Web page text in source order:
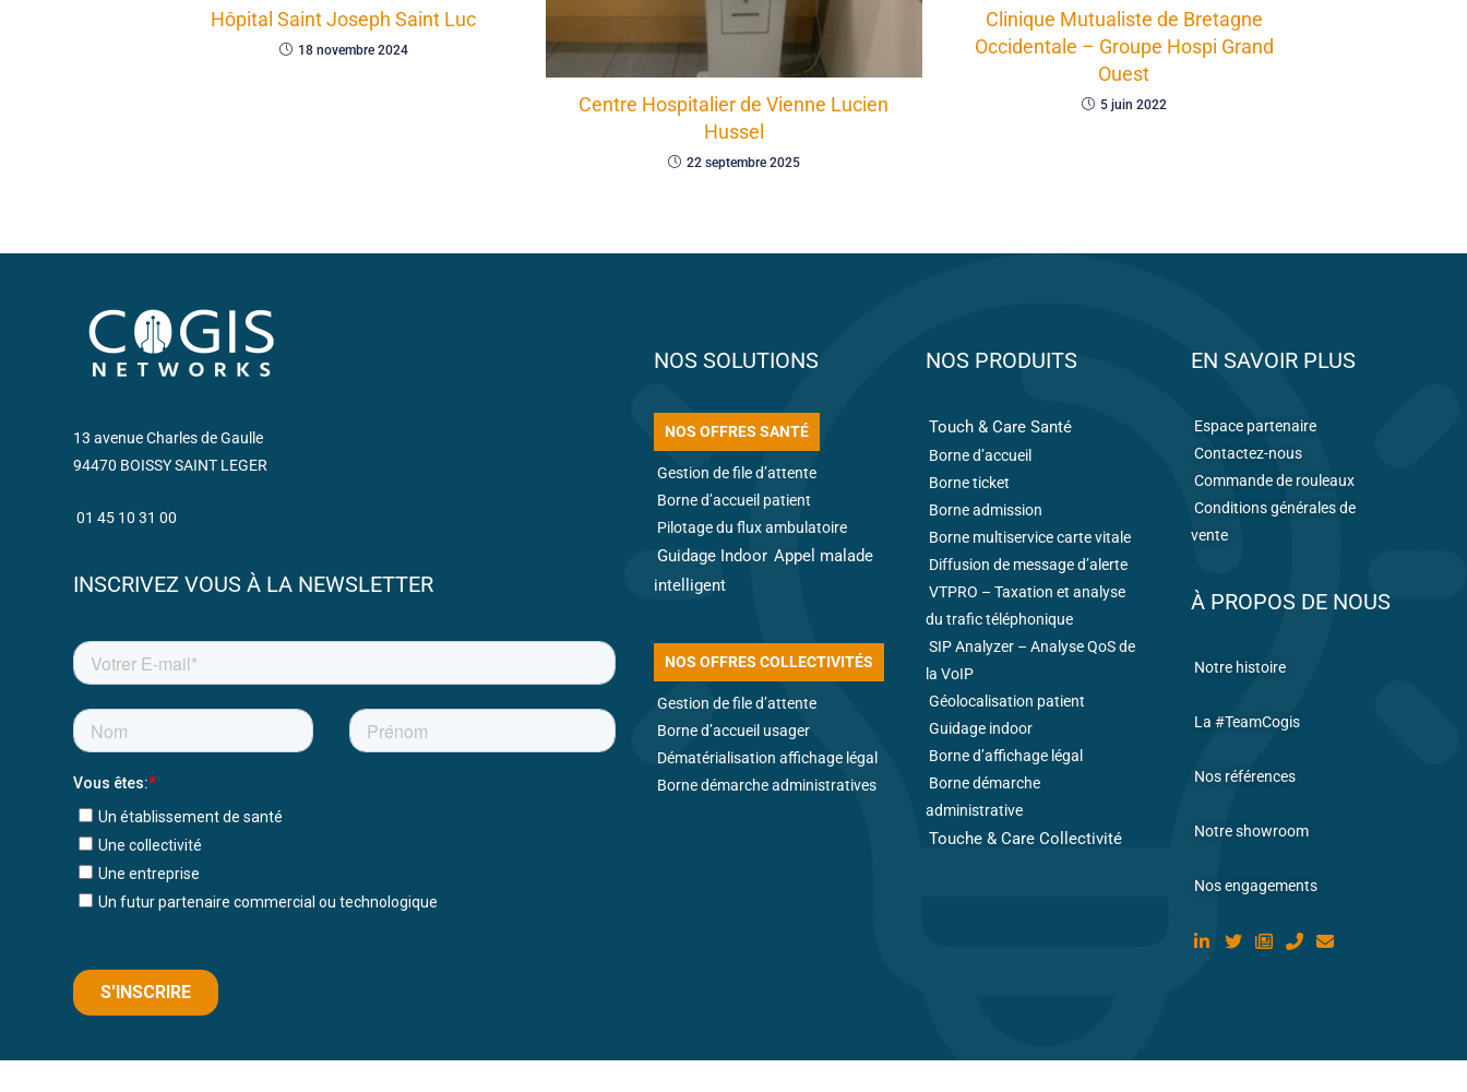
Hôpital Saint Joseph Saint Luc
18 novembre 2024
Centre Hospitalier de Vienne Lucien
Hussel
22 septembre 2025
Clinique Mutualiste de Bretagne
Occidentale – Groupe Hospi Grand
Ouest
5 juin 2022
13 avenue Charles de Gaulle
94470 BOISSY SAINT LEGER
01 45 10 31 00
INSCRIVEZ VOUS À LA NEWSLETTER
NOS SOLUTIONS
NOS OFFRES SANTÉ
Gestion de file d’attente
Borne d’accueil patient
Pilotage du flux ambulatoire
Guidage Indoor Appel malade
intelligent
NOS OFFRES COLLECTIVITÉS
Gestion de file d’attente
Borne d’accueil usager
Dématérialisation affichage légal
Borne démarche administratives
NOS PRODUITS
Touch & Care Santé
Borne d’accueil
Borne ticket
Borne admission
Borne multiservice carte vitale
Diffusion de message d’alerte
VTPRO – Taxation et analyse
du trafic téléphonique
SIP Analyzer – Analyse QoS de
la VoIP
Géolocalisation patient
Guidage indoor
Borne d’affichage légal
Borne démarche
administrative
Touche & Care Collectivité
EN SAVOIR PLUS
Espace partenaire
Contactez-nous
Commande de rouleaux
Conditions générales de
vente
À PROPOS DE NOUS
Notre histoire
La #TeamCogis
Nos références
Notre showroom
Nos engagements